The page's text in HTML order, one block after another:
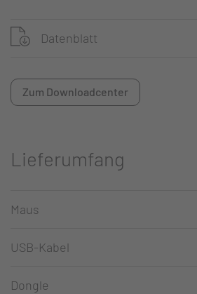
Datenblatt
Zum Downloadcenter
Lieferumfang
Maus
USB-Kabel
Dongle